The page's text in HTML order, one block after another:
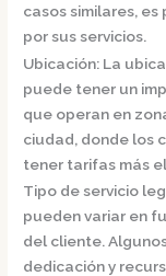
casos similares,
por sus servicios.
Ubicación: La
puede tener un
que operan en
ciudad, donde los
tener tarifas más
Tipo de servicio
pueden variar en
del cliente.
dedicación y